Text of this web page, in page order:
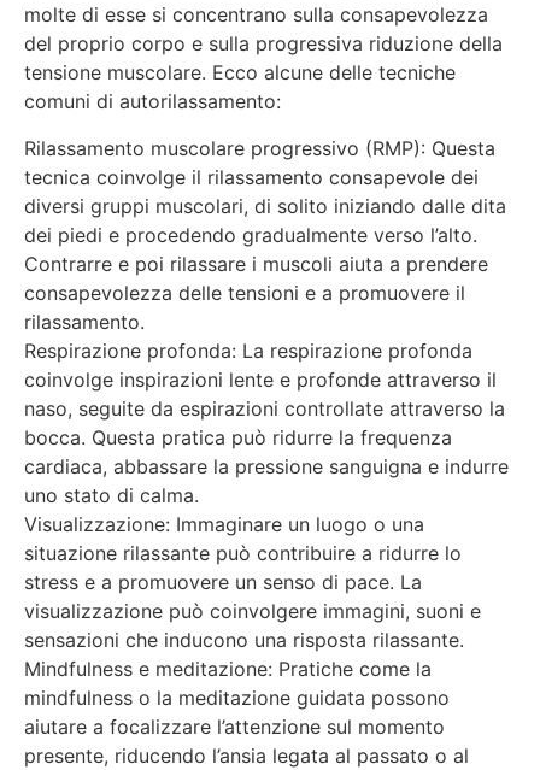
molte di esse si concentrano sulla consapevolezza
del proprio corpo e sulla progressiva riduzione della
tensione muscolare. Ecco alcune delle tecniche
comuni di autorilassamento:
Rilassamento muscolare progressivo (RMP): Questa
tecnica coinvolge il rilassamento consapevole dei
diversi gruppi muscolari, di solito iniziando dalle dita
dei piedi e procedendo gradualmente verso l’alto.
Contrarre e poi rilassare i muscoli aiuta a prendere
consapevolezza delle tensioni e a promuovere il
rilassamento.
Respirazione profonda: La respirazione profonda
coinvolge inspirazioni lente e profonde attraverso il
naso, seguite da espirazioni controllate attraverso la
bocca. Questa pratica può ridurre la frequenza
cardiaca, abbassare la pressione sanguigna e indurre
uno stato di calma.
Visualizzazione: Immaginare un luogo o una
situazione rilassante può contribuire a ridurre lo
stress e a promuovere un senso di pace. La
visualizzazione può coinvolgere immagini, suoni e
sensazioni che inducono una risposta rilassante.
Mindfulness e meditazione: Pratiche come la
mindfulness o la meditazione guidata possono
aiutare a focalizzare l’attenzione sul momento
presente, riducendo l’ansia legata al passato o al